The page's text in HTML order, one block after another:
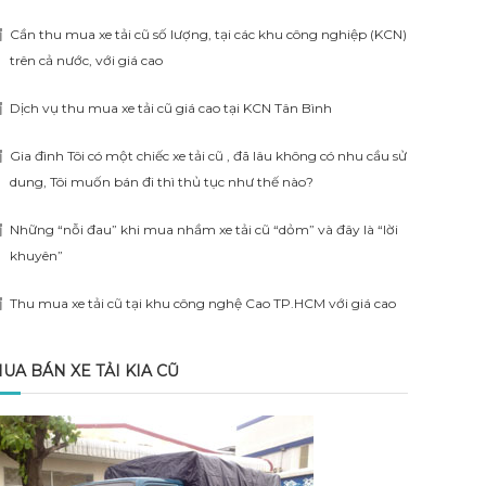
Cần thu mua xe tải cũ số lượng, tại các khu công nghiệp (KCN)
trên cả nước, với giá cao
Dịch vụ thu mua xe tải cũ giá cao tại KCN Tân Bình
Gia đình Tôi có một chiếc xe tải cũ , đã lâu không có nhu cầu sử
dung, Tôi muốn bán đi thì thủ tục như thế nào?
Những “nỗi đau” khi mua nhầm xe tải cũ “dỏm” và đây là “lời
khuyên”
Thu mua xe tải cũ tại khu công nghệ Cao TP.HCM với giá cao
BÁN XE TẢI KIA CŨ